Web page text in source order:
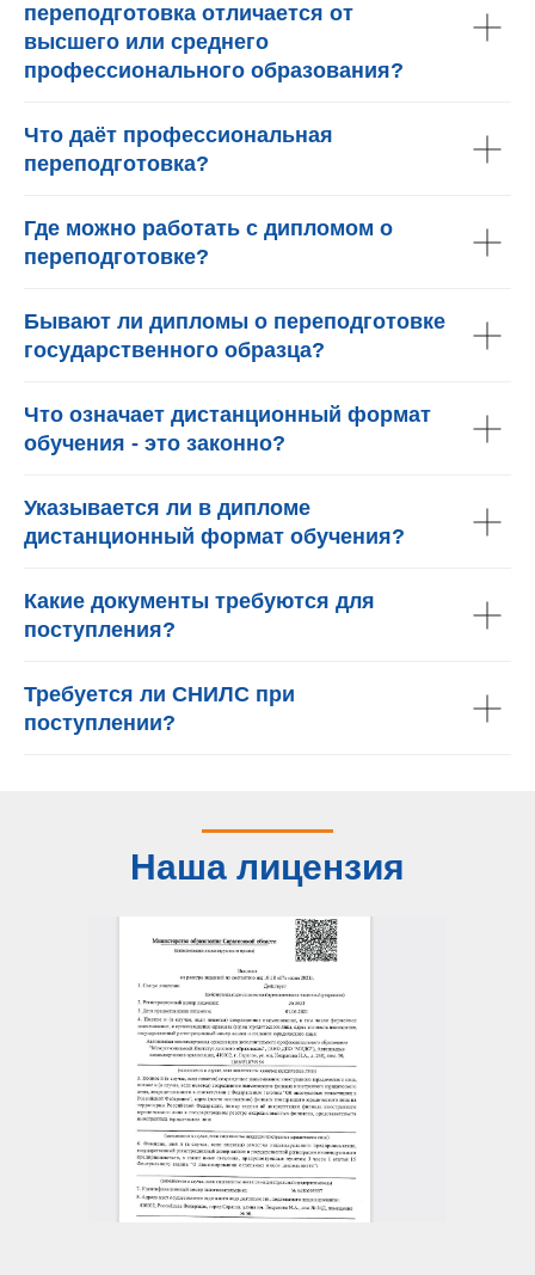
переподготовка отличается от
высшего или среднего
профессионального образования?
Что даёт профессиональная
переподготовка?
Где можно работать с дипломом о
переподготовке?
Бывают ли дипломы о переподготовке
государственного образца?
Что означает дистанционный формат
обучения - это законно?
Указывается ли в дипломе
дистанционный формат обучения?
Какие документы требуются для
поступления?
Требуется ли СНИЛС при
поступлении?
Наша лицензия